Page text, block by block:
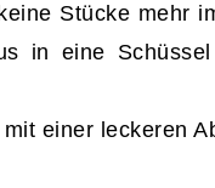
Stücke mehr
in eine
einer leckeren